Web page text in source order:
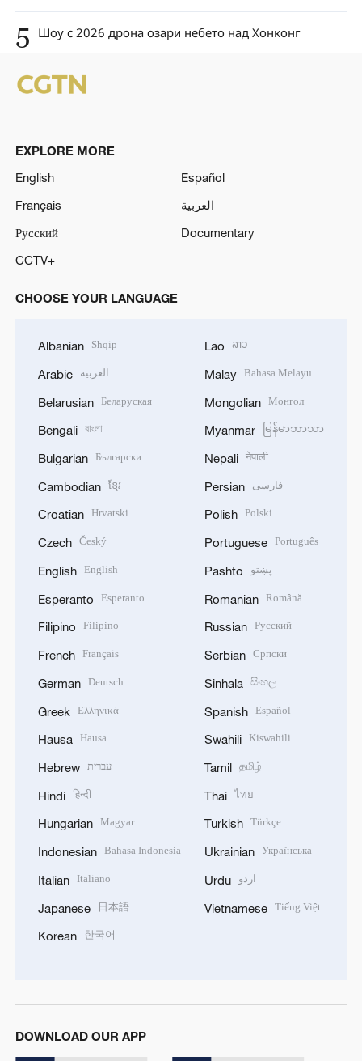
5 Шоу с 2026 дрона озари небето над Хонконг
EXPLORE MORE
English
Español
Français
العربية
Русский
Documentary
CCTV+
CHOOSE YOUR LANGUAGE
Albanian Shqip
Arabic العربية
Belarusian Беларуская
Bengali বাংলা
Bulgarian Български
Cambodian ខ្មែរ
Croatian Hrvatski
Czech Český
English English
Esperanto Esperanto
Filipino Filipino
French Français
German Deutsch
Greek Ελληνικά
Hausa Hausa
Hebrew עברית
Hindi हिन्दी
Hungarian Magyar
Indonesian Bahasa Indonesia
Italian Italiano
Japanese 日本語
Korean 한국어
Lao ລາວ
Malay Bahasa Melayu
Mongolian Монгол
Myanmar မြန်မာဘာသာ
Nepali नेपाली
Persian فارسی
Polish Polski
Portuguese Português
Pashto پښتو
Romanian Română
Russian Русский
Serbian Српски
Sinhala සිංහල
Spanish Español
Swahili Kiswahili
Tamil தமிழ்
Thai ไทย
Turkish Türkçe
Ukrainian Українська
Urdu اردو
Vietnamese Tiếng Việt
DOWNLOAD OUR APP